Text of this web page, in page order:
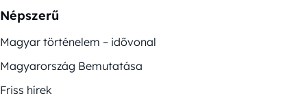
Népszerű
Magyar történelem – idővonal
Magyarország Bemutatása
Friss hírek